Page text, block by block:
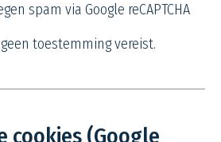
spam via Google reCAPTCHA
toestemming vereist.
cookies (Google